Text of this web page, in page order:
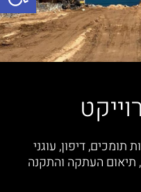
תומכים, דיפון, עוגני
תיאום העתקה והתקנה